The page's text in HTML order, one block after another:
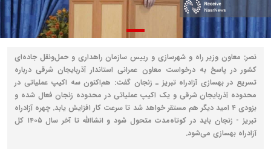
نصر: معاون وزیر راه و شهرسازی و رییس سازمان راهداری و حمل‌ونقل جاده‌ای
کشور در پاسخ به درخواست معاون عمرانی استاندار آذربایجان شرقی درباره
تسریع در بهسازی آزادراه تبریز ـ زنجان گفت: هم‌اکنون سه اکیپ عملیاتی در
محدوده آذربایجان شرقی و یک اکیپ عملیاتی در محدوده زنجان فعال شده و
بزودی ۴ امید دیگر هم مستقر خواهد شد تا سرعت کار افزایش یابد. چهره آزادراه
تبریز - زنجان باید در کوتاه‌مدت متحول شود و انشاالله تا آخر سال ۱۴۰۵ کل
آزادراه بهسازی می‌شود.